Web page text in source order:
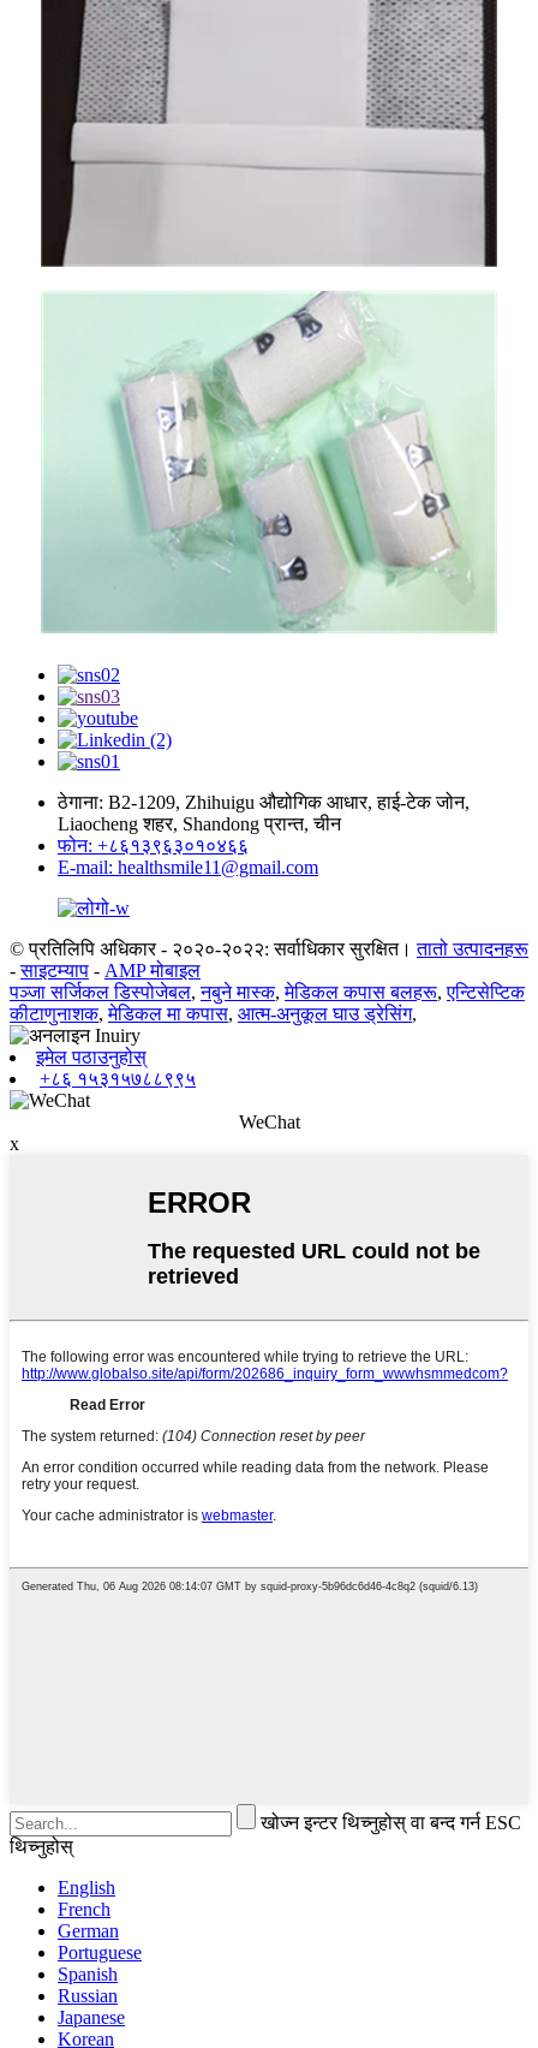
ठेगाना: B2-1209, Zhihuigu औद्योगिक आधार, हाई-टेक जोन,
Liaocheng शहर, Shandong प्रान्त, चीन
फोन: +८६१३९६३०१०४६६
E-mail: healthsmile11@gmail.com
© प्रतिलिपि अधिकार - २०२०-२०२२: सर्वाधिकार सुरक्षित। तातो उत्पादनहरू
-साइटम्याप - AMP मोबाइल
पञ्जा सर्जिकल डिस्पोजेबल,नबुने मास्क,मेडिकल कपास बलहरू,एन्टिसेप्टिक
कीटाणुनाशक,मेडिकल मा कपास, आत्म-अनुकूल घाउ ड्रेसिंग,
इमेल पठाउनुहोस्
+८६ १५३१५७८८९९५
WeChat
x
खोज्न इन्टर थिच्नुहोस् वा बन्द गर्न ESC
थिच्नुहोस्
English
French
German
Portuguese
Spanish
Russian
Japanese
Korean